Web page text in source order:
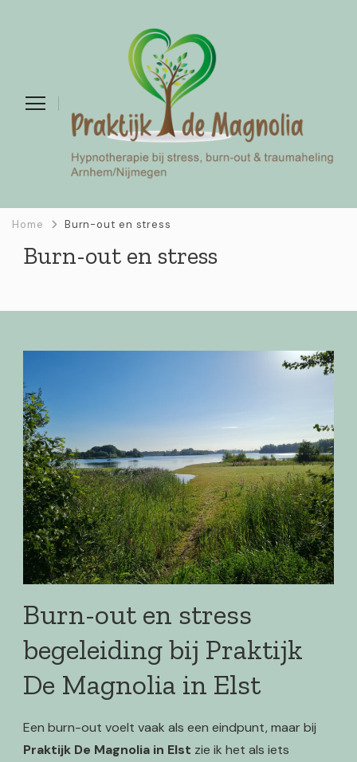
Home Burn-out en stress
Burn-out en stress
Burn-out en stress
begeleiding bij Praktijk
De Magnolia in Elst
Een burn-out voelt vaak als een eindpunt, maar bij
Praktijk De Magnolia in Elst zie ik het als iets